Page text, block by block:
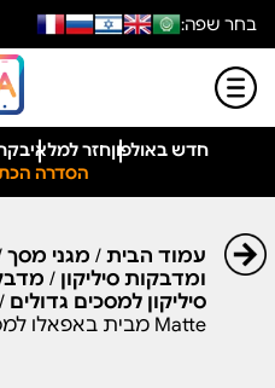
בחר שפה:
חדש באולפוןחזר למלאי
הסדרה
עמוד הבית/ מגני מסך
ומדבקות סיליקון /
סיליקון למסכים גדולים
Matte מבית באפאלו למסכים עד 11 אינץ’